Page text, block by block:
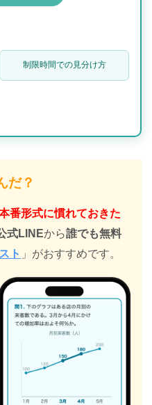
制限時間での見分け方
だ？
番形式に慣れておきた
式LINEから誰でも無料
ト 」がおすすめです。